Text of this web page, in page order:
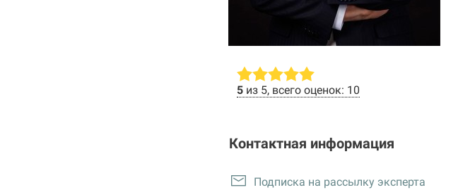
5из 5, всего оценок: 10
Контактная информация
Подписка на рассылку эксперта